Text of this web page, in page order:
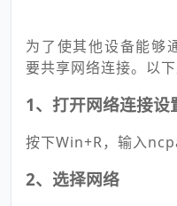
为了使其他设备能够
要共享网络连接。以下
1、打开网络连接设
按下Win+R，输入
2、选择网络